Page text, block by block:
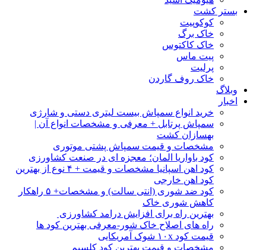
بستر کشت
کوکوپیت
خاک برگ
خاک کاکتوس
پیت ماس
پرلیت
خاک روف گاردن
وبلاگ
اخبار
خرید انواع سمپاش بیست لیتری دستی و شارژی
سمپاش پرتابل + معرفی و مشخصات انواع آن |
بهسازان کشت
مشخصات و قیمت سمپاش پشتی موتوری
کود باواریا المان؛ معجزه ای در صنعت کشاورزی
کود اهن اسپانیا مشخصات و قیمت + ۴ نوع از بهترین
کود اهن خارجی
کود ضد شوری (انتی سالت) و مشخصات+ ۵ راهکار
کاهش شوری خاک
بهترین راه برای افزایش درامد کشاورزی
راه های اصلاح خاک شور-معرفی بهترین کود ها
قیمت کود ۱۰x شوک آمریکایی
مشخصات و قیمت بهترین کود کلسیم